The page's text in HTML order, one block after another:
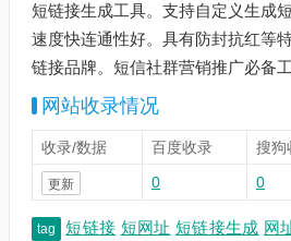
短链接生成工具。支持自定义生成
速度快连通性好。具有防封抗红等
链接品牌。短信社群营销推广必备工
网站收录情况
收录/数据 百度收录 搜狗
更新 0 0
tag 短链接 短网址 短链接生成 网